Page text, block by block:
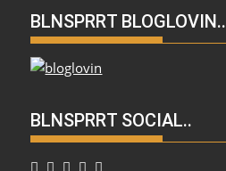
BLNSPRRT BLOGLOVIN..
BLNSPRRT SOCIAL..